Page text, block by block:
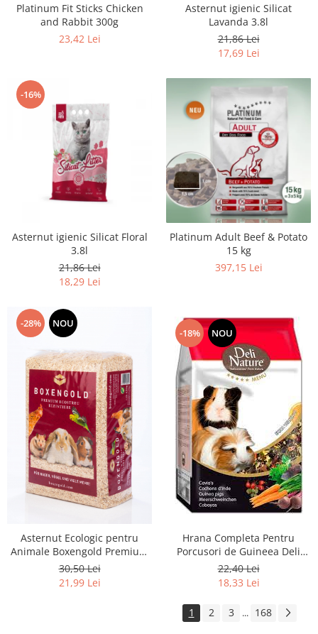
Platinum Fit Sticks Chicken
and Rabbit 300g
23,42 Lei
Asternut igienic Silicat
Lavanda 3.8l
21,86 Lei
17,69 Lei
-16%
Asternut igienic Silicat Floral
3.8l
21,86 Lei
18,29 Lei
Platinum Adult Beef & Potato
15 kg
397,15 Lei
-28% NOU
Asternut Ecologic pentru
Animale Boxengold Premium
Ecostreu 4.5 kg
30,50 Lei
21,99 Lei
-18% NOU
Hrana Completa Pentru
Porcusori de Guineea Deli
Nature Menu 750g
22,40 Lei
18,33 Lei
1 2 3 ... 168